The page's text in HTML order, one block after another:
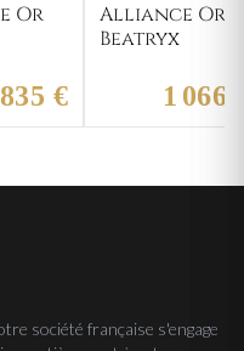
Or
835 €
Alliance Or
Beatryx
1 066
société française s'engage